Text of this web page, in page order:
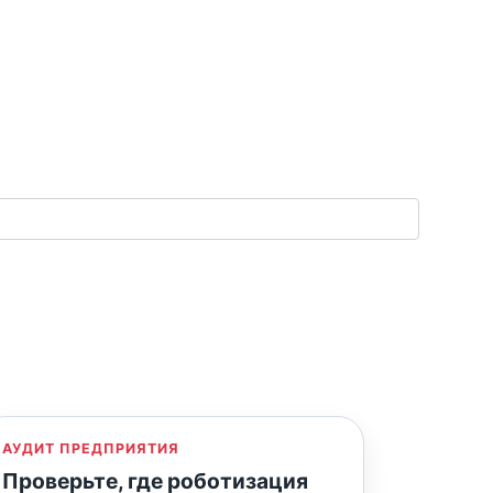
АУДИТ ПРЕДПРИЯТИЯ
Проверьте, где роботизация